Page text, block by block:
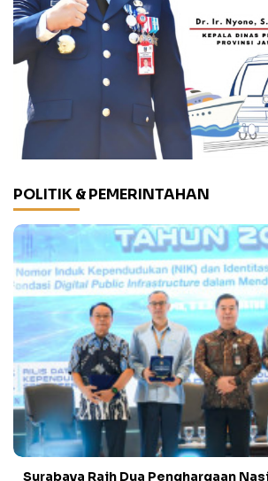
POLITIK & PEMERINTAHAN
Surabaya Raih Dua Penghargaan